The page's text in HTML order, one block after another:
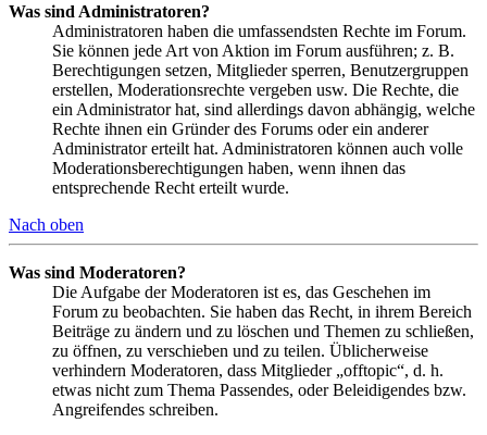
Was sind Administratoren?
Administratoren haben die umfassendsten Rechte im Forum.
Sie können jede Art von Aktion im Forum ausführen; z. B.
Berechtigungen setzen, Mitglieder sperren, Benutzergruppen
erstellen, Moderationsrechte vergeben usw. Die Rechte, die
ein Administrator hat, sind allerdings davon abhängig, welche
Rechte ihnen ein Gründer des Forums oder ein anderer
Administrator erteilt hat. Administratoren können auch volle
Moderationsberechtigungen haben, wenn ihnen das
entsprechende Recht erteilt wurde.
Nach oben
Was sind Moderatoren?
Die Aufgabe der Moderatoren ist es, das Geschehen im
Forum zu beobachten. Sie haben das Recht, in ihrem Bereich
Beiträge zu ändern und zu löschen und Themen zu schließen,
zu öffnen, zu verschieben und zu teilen. Üblicherweise
verhindern Moderatoren, dass Mitglieder „offtopic“, d. h.
etwas nicht zum Thema Passendes, oder Beleidigendes bzw.
Angreifendes schreiben.